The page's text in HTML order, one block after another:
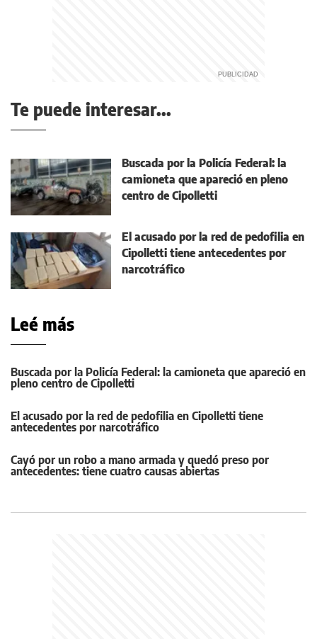
Te puede interesar...
Buscada por la Policía Federal: la
camioneta que apareció en pleno
centro de Cipolletti
El acusado por la red de pedofilia en
Cipolletti tiene antecedentes por
narcotráfico
Leé más
Buscada por la Policía Federal: la camioneta que apareció en
pleno centro de Cipolletti
El acusado por la red de pedofilia en Cipolletti tiene
antecedentes por narcotráfico
Cayó por un robo a mano armada y quedó preso por
antecedentes: tiene cuatro causas abiertas